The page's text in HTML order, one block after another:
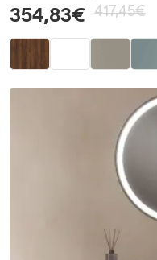
354,83€ 417,45€